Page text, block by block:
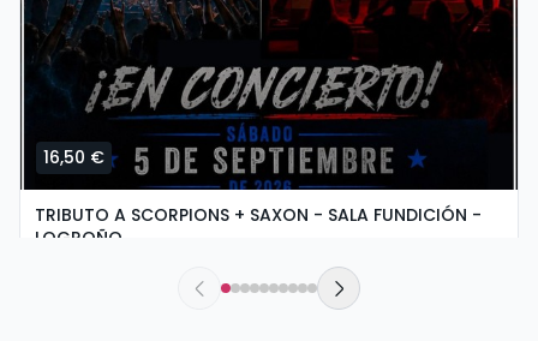
16,50 €
TRIBUTO A SCORPIONS + SAXON - SALA FUNDICIÓN -
LOGROÑO
Sala Fundición | Logroño